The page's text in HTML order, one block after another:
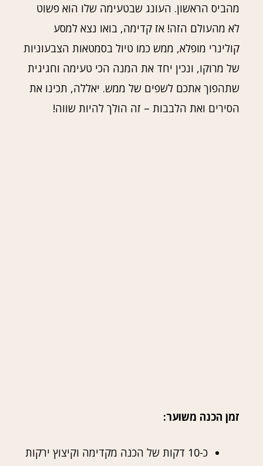
מהביס הראשון. העונג שבטעימה שלו הוא פשוט
לא מהעולם הזה! אז קדימה, בואו נצא למסע
קולינרי מופלא, ממש כמו טיול בסמטאות הצבעוניות
של מרוקו, ונכין יחד את המנה הכי טעימה וחגיגית
שתהפוך אתכם לשפים של ממש. יאללה, תכינו את
הסירים ואת הלבבות – זה הולך להיות שווה!
זמן הכנה משוער:
כ-10 דקות של הכנה מקדימה וקיצוץ ירקות